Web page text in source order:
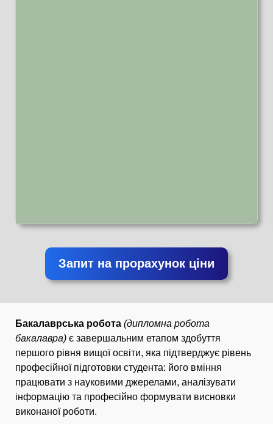
Запит на прорахунок ціни
Бакалаврська робота (дипломна робота
бакалавра) є завершальним етапом здобуття
першого рівня вищої освіти, яка підтверджує рівень
професійної підготовки студента: його вміння
працювати з науковими джерелами, аналізувати
інформацію та професійно формувати висновки
виконаної роботи.